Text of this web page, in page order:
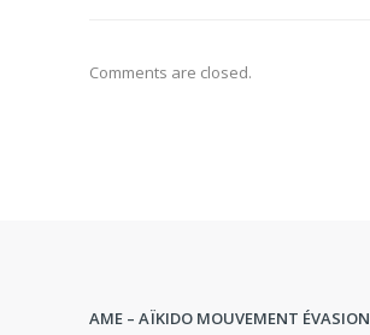
Comments are closed.
AME – AÏKIDO MOUVEMENT ÉVASION